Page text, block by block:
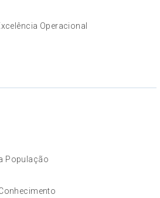
Operacional
População